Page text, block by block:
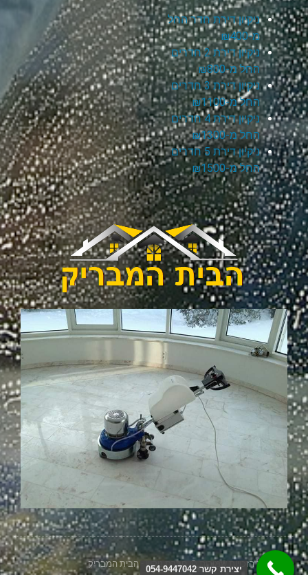
ניקיון דירת חדר החל
מ-₪400
ניקיון דירת 2 חדרים
החל מ-₪800
ניקיון דירת 3 חדרים
החל מ-₪1100
ניקיון דירת 4 חדרים
החל מ-₪1300
ניקיון דירת 5 חדרים
החל מ-₪1500
2026 כל הזכויות שמורות © חברת ניקיון - הבית המבריק
יצירת קשר 054-9447042